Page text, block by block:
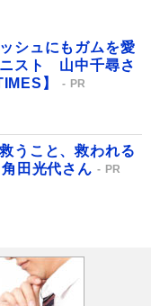
シュにもガムを愛
スト 山中千尋さ
】
PR
うこと、救われる
田光代さん
PR